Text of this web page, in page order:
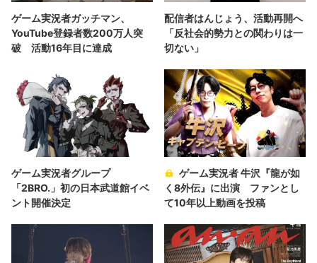
ゲーム実況者ガッチマン、
YouTube登録者数200万人突
破 活動16年目に達成
配信者はんじょう、活動再開へ
「反社会的勢力との関わりは一
切ない」
ゲーム実況者グループ
「2BRO.」初の日本武道館イベ
ント開催決定
ゲーム実況者 牛沢『龍が如
く8外伝』に出演 ファンとし
て10年以上動画を投稿